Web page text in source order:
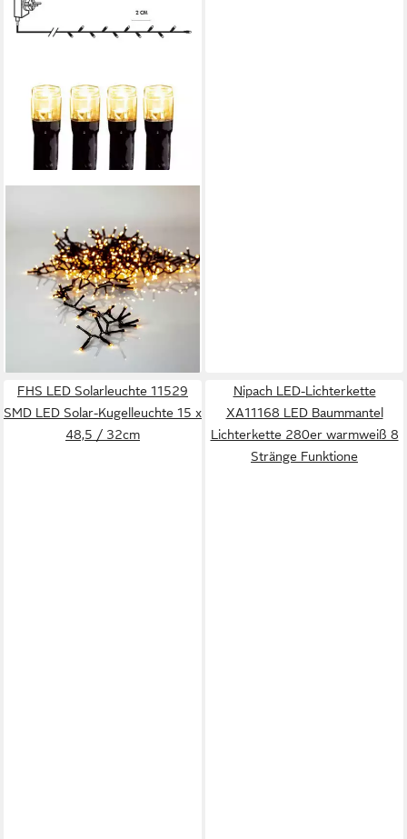
LED-Lichterkette "GOLDEN
WARM WHITE" Kunststoff,
warmweiß, 5040lm,
L16000mm
32,99 € UVP39,99 €
lieferbar - in 4-5 Werktagen bei dir
FHS LED Solarleuchte 11529
SMD LED Solar-Kugelleuchte 15 x
48,5 / 32cm
Nipach LED-Lichterkette
XA11168 LED Baummantel
Lichterkette 280er warmweiß 8
Stränge Funktione